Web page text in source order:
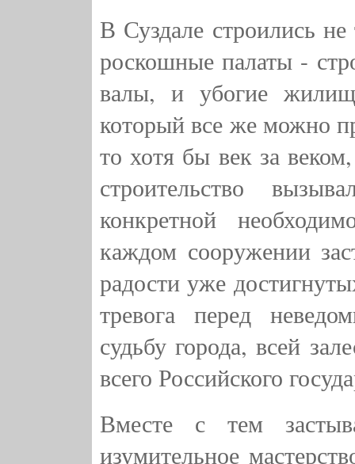
В Суздале строились
роскошные палаты -
валы, и убогие
который все же можно
то хотя бы век за
строительство
конкретной
каждом сооружении
радости уже
тревога перед
судьбу города, всей
всего Российского
Вместе с тем
изумительное